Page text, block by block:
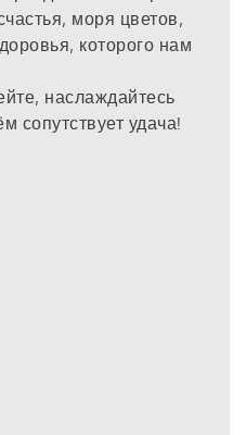
моря цветов,
которого нам
наслаждайтесь
сопутствует удача!